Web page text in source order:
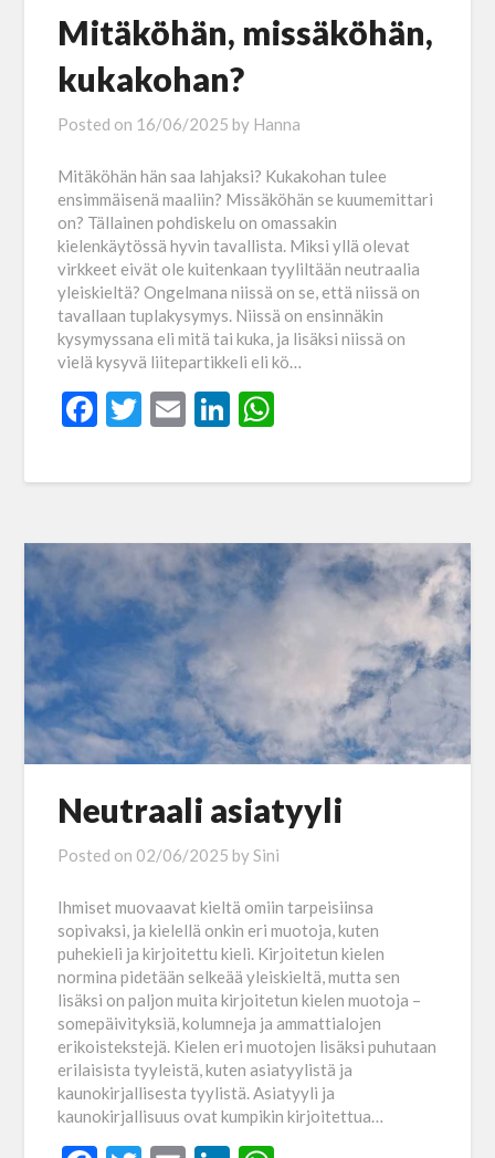
Mitäköhän, missäköhän,
kukakohan?
Posted on 16/06/2025 by Hanna
Mitäköhän hän saa lahjaksi? Kukakohan tulee
ensimmäisenä maaliin? Missäköhän se kuumemittari
on? Tällainen pohdiskelu on omassakin
kielenkäytössä hyvin tavallista. Miksi yllä olevat
virkkeet eivät ole kuitenkaan tyyliltään neutraalia
yleiskieltä? Ongelmana niissä on se, että niissä on
tavallaan tuplakysymys. Niissä on ensinnäkin
kysymyssana eli mitä tai kuka, ja lisäksi niissä on
vielä kysyvä liitepartikkeli eli kö…
Facebook
Twitter
EmailLinkedIn
Neutraali asiatyyli
Posted on 02/06/2025 bySini
Ihmiset muovaavat kieltä omiin tarpeisiinsa
sopivaksi, ja kielellä onkin eri muotoja, kuten
puhekieli ja kirjoitettu kieli. Kirjoitetun kielen
normina pidetään selkeää yleiskieltä, mutta sen
lisäksi on paljon muita kirjoitetun kielen muotoja –
somepäivityksiä, kolumneja ja ammattialojen
erikoistekstejä. Kielen eri muotojen lisäksi puhutaan
erilaisista tyyleistä, kuten asiatyylistä ja
kaunokirjallisesta tyylistä. Asiatyyli ja
kaunokirjallisuus ovat kumpikin kirjoitettua…